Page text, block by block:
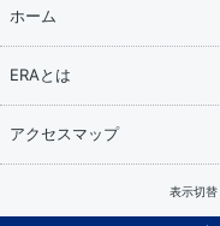
ホーム
ERAとは
アクセスマップ
表示切替